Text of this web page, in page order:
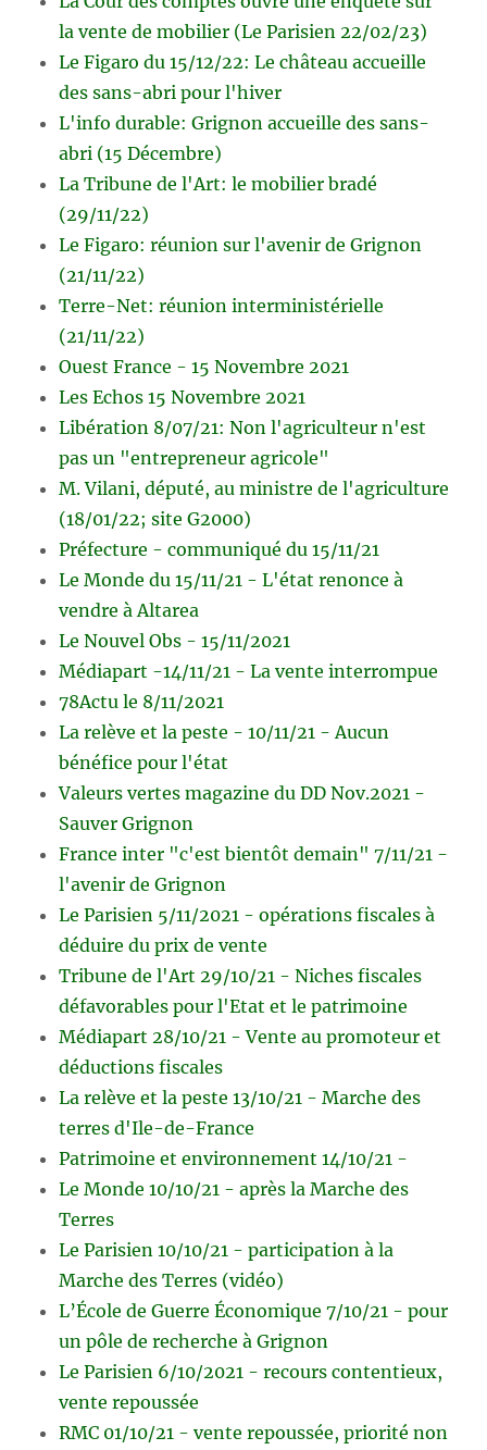
la vente de mobilier (Le Parisien 22/02/23)
Le Figaro du 15/12/22: Le château accueille
des sans-abri pour l'hiver
L'info durable: Grignon accueille des sans-
abri (15 Décembre)
La Tribune de l'Art: le mobilier bradé
(29/11/22)
Le Figaro: réunion sur l'avenir de Grignon
(21/11/22)
Terre-Net: réunion interministérielle
(21/11/22)
Ouest France - 15 Novembre 2021
Les Echos 15 Novembre 2021
Libération 8/07/21: Non l'agriculteur n'est
pas un "entrepreneur agricole"
M. Vilani, député, au ministre de l'agriculture
(18/01/22; site G2000)
Préfecture - communiqué du 15/11/21
Le Monde du 15/11/21 - L'état renonce à
vendre à Altarea
Le Nouvel Obs - 15/11/2021
Médiapart -14/11/21 - La vente interrompue
78Actu le 8/11/2021
La relève et la peste - 10/11/21 - Aucun
bénéfice pour l'état
Valeurs vertes magazine du DD Nov.2021 -
Sauver Grignon
France inter "c'est bientôt demain" 7/11/21 -
l'avenir de Grignon
Le Parisien 5/11/2021 - opérations fiscales à
déduire du prix de vente
Tribune de l'Art 29/10/21 - Niches fiscales
défavorables pour l'Etat et le patrimoine
Médiapart 28/10/21 - Vente au promoteur et
déductions fiscales
La relève et la peste 13/10/21 - Marche des
terres d'Ile-de-France
Patrimoine et environnement 14/10/21 -
Le Monde 10/10/21 - après la Marche des
Terres
Le Parisien 10/10/21 - participation à la
Marche des Terres (vidéo)
L’École de Guerre Économique 7/10/21 - pour
un pôle de recherche à Grignon
Le Parisien 6/10/2021 - recours contentieux,
vente repoussée
RMC 01/10/21 - vente repoussée, priorité non